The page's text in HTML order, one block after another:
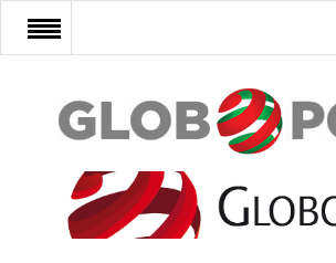
FŐOLDAL
AFRIKA